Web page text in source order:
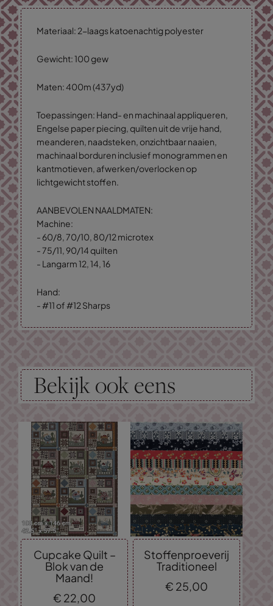
Materiaal: 2-laags katoenachtig polyester
Gewicht: 100 gew
Maten: 400m (437yd)
Toepassingen: Hand- en machinaal appliqueren,
Engelse paper piecing, quilten uit de vrije hand,
meanderen, naadsteken, onzichtbaar naaien,
machinaal borduren inclusief monogrammen en
kantmotieven, afwerken/overlocken op
lichtgewicht stoffen.
AANBEVOLEN NAALDMATEN:
Machine:
- 60/8, 70/10, 80/12 microtex
- 75/11, 90/14 quilten
- Langarm 12, 14, 16
Hand:
- #11 of #12 Sharps
Bekijk ook eens
Cupcake Quilt –
Blok van de
Maand!
€ 22,00
Stoffenproeverij
Traditioneel
€ 25,00